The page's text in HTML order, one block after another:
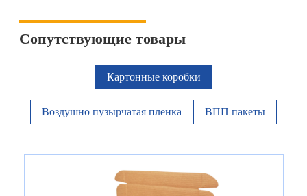
Сопутствующие товары
Картонные коробки
Воздушно пузырчатая пленка ВПП пакеты